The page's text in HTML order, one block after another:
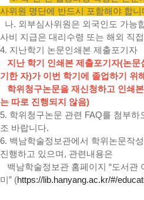
사위원 명단에 반드시 포함해야 합니
나. 외부심사위원은 외국인도 가능
사비 지급은 대리수령 또는 해외 직
4. 지난학기 논문인쇄본 제출포기자
지난 학기 인쇄본 제출포기자(논
기한 자)가 이번 학기에 졸업하기 위
학위청구논문을 재신청하고 인쇄
는 따로 진행되지 않음)
5. 학위청구논문 관련 FAQ를 첨부
조 바랍니다.
6. 백남학술정보관에서 학위논문작
진행하고 있으며, 관련내용은
백남학술정보관 홈페이지 “도서관
미” (https://lib.hanyang.ac.kr/#/